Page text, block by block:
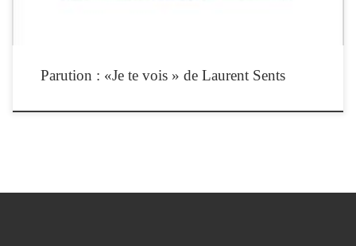
Parution : «Je te vois » de Laurent Sents